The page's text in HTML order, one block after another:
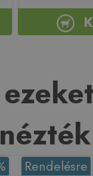
Rendelésre